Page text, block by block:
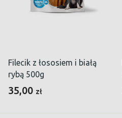
Filecik z łososiem i białą
rybą 500g
35,00 zł